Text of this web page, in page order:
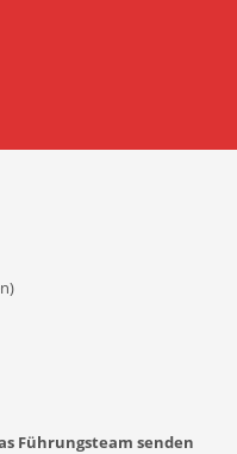
Führungsteam senden